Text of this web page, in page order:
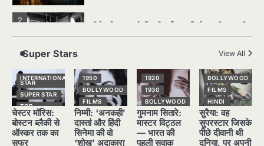
2
पसीने और खून से लिखी गई मूक सिनेमा की कहानी:
3
जब एक बादशाह को भीड़ में खड़ा होना पड़ा —
The Last Command (1928) Review
Sonaley Jain
4
“क्या आपने वो फ़िल्म देखी है जिसने आज़ाद कोरिया
Super Stars View All
INTERNATIONAL
STAR
SUPER STAR
TOP
STORIES
चेस्टर मॉरिस:
बोस्टन ब्लैकी से
ऑस्कर तक का
सफर
1950
BOLLYWOOD
FILMS
HINDI
NATIONAL
STAR
POPULAR
निम्मी: ‘अनकही’
दास्तां और हिंदी
सिनेमा की वो
‘शोख’ अदाकारा
1920
1930
BOLLYWOOD
HINDI
NATIONAL
STAR
OLD FILMS
गुमनाम सितारे:
मास्टर विट्ठल
— भारत की
पहली सवाक
BOLLYWOOD
FILMS
HINDI
NATIONAL
SUPER STAR
TOP
सुरैया: वह
सुपरस्टार जिसके
पीछे दीवानी थी
दुनिया, पर अपनी